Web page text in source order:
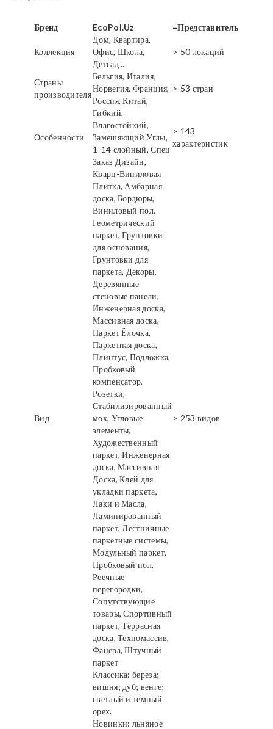
Бренд EcoPol.Uz =Представитель
Коллекция
Дом, Квартира,
Офис, Школа,
Детсад ...
> 50 локаций
Страны
производителя
Бельгия, Италия,
Норвегия, Франция,
Россия, Китай,
> 53 стран
Особенности
Гибкий,
Влагостойкий,
Замешяющий Углы,
1-14 слойный, Спец
Заказ Дизайн,
> 143
характеристик
Вид
Кварц-Виниловая
Плитка, Амбарная
доска, Бордюры,
Виниловый пол,
Геометрический
паркет, Грунтовки
для основания,
Грунтовки для
паркета, Декоры,
Деревянные
стеновые панели,
Инженерная доска,
Массивная доска,
Паркет Ёлочка,
Паркетная доска,
Плинтус, Подложка,
Пробковый
компенсатор,
Розетки,
Стабилизированный
мох, Угловые
элементы,
Художественный
паркет, Инженерная
доска, Массивная
Доска, Клей для
укладки паркета,
Лаки и Масла,
Ламинированный
паркет, Лестничные
паркетные системы,
Модульный паркет,
Пробковый пол,
Реечные
перегородки,
Сопутствующие
товары, Спортивный
паркет, Террасная
доска, Техномассив,
Фанера, Штучный
паркет
> 253 видов
Классика: береза;
вишня; дуб; венге;
светлый и темный
орех.
Новинки: льняное